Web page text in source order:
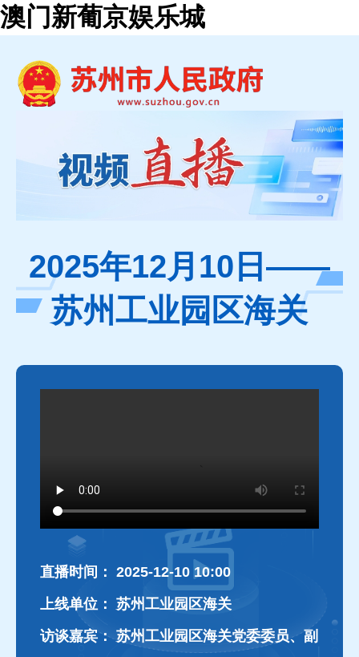
澳门新葡京娱乐城
2025年12月10日——
苏州工业园区海关
直播时间： 2025-12-10 10:00
上线单位： 苏州工业园区海关
访谈嘉宾： 苏州工业园区海关党委委员、副